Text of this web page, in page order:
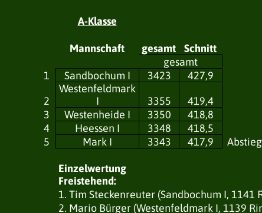
A-Klasse
Mannschaft gesamt
Schnitt
gesamt
1
Sandbochum I 3423 427,9
2
Westenfeldmark
I
3355
419,4
3
Westenheide I 3350
418,8
4
Heessen I 3348
418,5
5
Mark I 3343 417,9 Abstieg
Einzelwertung
Freistehend:
1. Tim Steckenreuter (Sandbochum I, 1141
2. Mario Bürger (Westenfeldmark I, 1139